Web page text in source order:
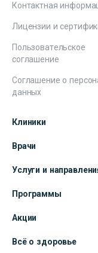
Контактная
Лицензии и
Пользовательское
соглашение
Соглашение о
данных
Клиники
Врачи
Услуги и
Программы
Акции
Всё о здоровье